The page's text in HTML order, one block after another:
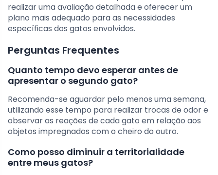
realizar uma avaliação detalhada e oferecer um
plano mais adequado para as necessidades
específicas dos gatos envolvidos.
Perguntas Frequentes
Quanto tempo devo esperar antes de
apresentar o segundo gato?
Recomenda-se aguardar pelo menos uma semana,
utilizando esse tempo para realizar trocas de odor e
observar as reações de cada gato em relação aos
objetos impregnados com o cheiro do outro.
Como posso diminuir a territorialidade
entre meus gatos?